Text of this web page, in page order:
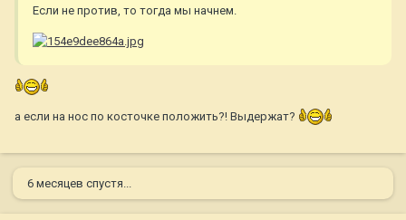
Если не против, то тогда мы начнем.
а если на нос по косточке положить?! Выдержат?
6 месяцев спустя...